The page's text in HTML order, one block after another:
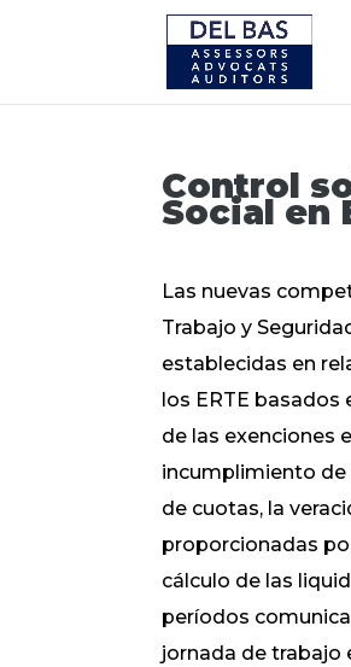
Control
Social en
Las nuevas
Trabajo y
establecidas en
los ERTE basados
de las exenciones
incumplimiento de
de cuotas, la
proporcionadas
cálculo de las
períodos
jornada de trabajo